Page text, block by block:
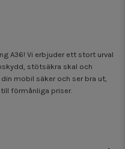
A36! Vi erbjuder ett stort urval
stötsäkra skal och
mobil säker och ser bra ut,
förmånliga priser.